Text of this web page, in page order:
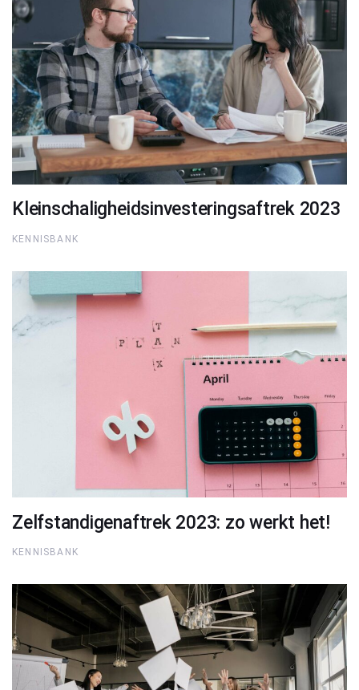
Kleinschaligheidsinvesteringsaftrek 2023
KENNISBANK
Zelfstandigenaftrek 2023: zo werkt het!
KENNISBANK